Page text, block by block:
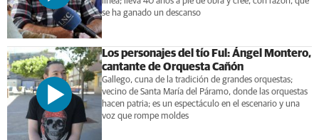
se ha ganado un descanso
Los personajes del tío Ful: Ángel Montero,
cantante de Orquesta Cañón
Gallego, cuna de la tradición de grandes orquestas;
vecino de Santa María del Páramo, donde las orquestas
hacen patria; es un espectáculo en el escenario y una
voz que rompe moldes